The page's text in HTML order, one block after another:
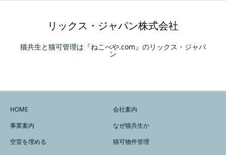
リックス・ジャパン株式会社
猫共生と猫可管理は『ねこべや.com』のリックス・ジャパ
ン
HOME
会社案内
事業案内
なぜ猫共生か
空室を埋める
猫可物件管理